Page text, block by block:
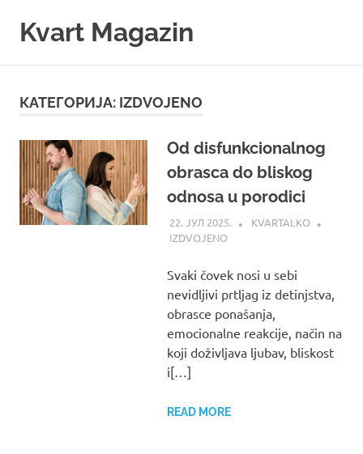
Kvart Magazin
vas!
КАТЕГОРИЈА: IZDVOJENO
Od disfunkcionalnog
obrasca do bliskog
odnosa u porodici
22. ЈУЛ 2025.
KVARTALKO
IZDVOJENO
Svaki čovek nosi u sebi
nevidljivi prtljag iz detinjstva,
obrasce ponašanja,
emocionalne reakcije, način na
koji doživljava ljubav, bliskost
i[…]
READ MORE